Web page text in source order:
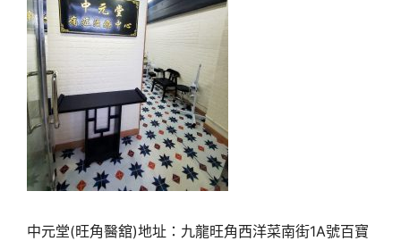
中元堂(旺角醫舘)地址：九龍旺角西洋菜南街1A號百寶